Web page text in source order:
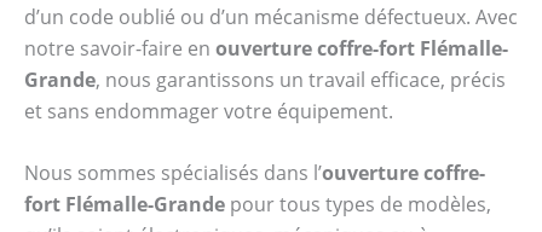
d’un code oublié ou d’un mécanisme défectueux. Avec
notre savoir-faire en ouverture coffre-fort Flémalle-
Grande, nous garantissons un travail efficace, précis
et sans endommager votre équipement.
Nous sommes spécialisés dans l’ouverture coffre-
fort Flémalle-Grande pour tous types de modèles,